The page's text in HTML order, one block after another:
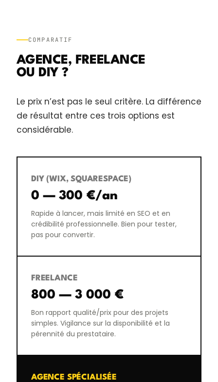
COMPARATIF
AGENCE, FREELANCE
OU DIY ?
Le prix n’est pas le seul critère. La différence
de résultat entre ces trois options est
considérable.
DIY (WIX, SQUARESPACE)
0 — 300 €/an
Rapide à lancer, mais limité en SEO et en
crédibilité professionnelle. Bien pour tester,
pas pour convertir.
FREELANCE
800 — 3 000 €
Bon rapport qualité/prix pour des projets
simples. Vigilance sur la disponibilité et la
pérennité du prestataire.
AGENCE SPÉCIALISÉE